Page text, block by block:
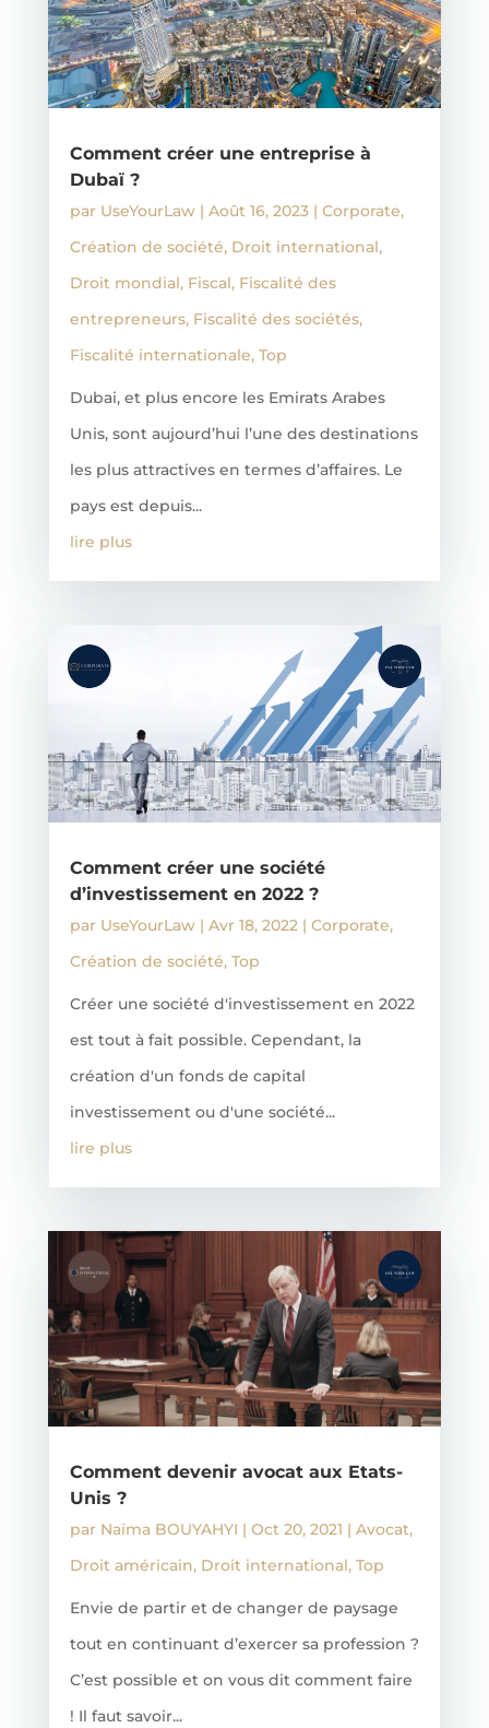
Comment créer une entreprise à
Dubaï ?
par UseYourLaw | Août 16, 2023| Corporate,
Création de société, Droit international,
Droit mondial, Fiscal, Fiscalité des
entrepreneurs, Fiscalité des sociétés,
Fiscalité internationale, Top
Dubai, et plus encore les Emirats Arabes
Unis, sont aujourd’hui l’une des destinations
les plus attractives en termes d’affaires. Le
pays est depuis...
lire plus
Comment créer une société
d’investissement en 2022 ?
par UseYourLaw | Avr 18, 2022 | Corporate,
Création de société, Top
Créer une société d'investissement en 2022
est tout à fait possible. Cependant, la
création d'un fonds de capital
investissement ou d'une société...
lire plus
Comment devenir avocat aux Etats-
Unis ?
par Naïma BOUYAHYI | Oct 20, 2021 | Avocat,
Droit américain, Droit international, Top
Envie de partir et de changer de paysage
tout en continuant d’exercer sa profession ?
C’est possible et on vous dit comment faire
! Il faut savoir...